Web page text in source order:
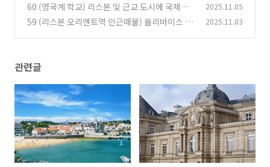
4)
60 (영국계 학교) 리스본 및 근교 도시에 국제학
교 진출 (예정)
(84)
2025.11.05
59 (리스본 오리엔트역 인근매물) 올리바이스 만
2025.11.03
관련글